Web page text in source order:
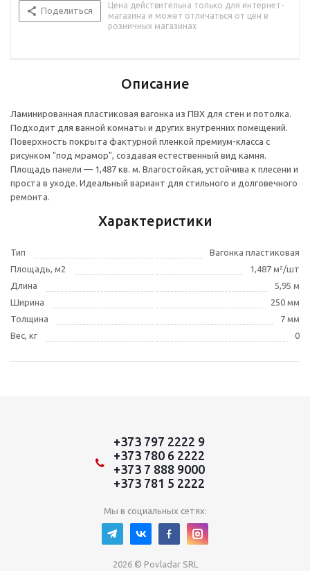
Поделиться
Цена действительна только для интернет-
магазина и может отличаться от цен в
розничных магазинах
Описание
Ламинированная пластиковая вагонка из ПВХ для стен и потолка.
Подходит для ванной комнаты и других внутренних помещений.
Поверхность покрыта фактурной пленкой премиум-класса с
рисунком "под мрамор", создавая естественный вид камня.
Площадь панели — 1,487 кв. м. Влагостойкая, устойчива к плесени и
проста в уходе. Идеальный вариант для стильного и долговечного
ремонта.
Характеристики
Тип
Вагонка пластиковая
Площадь, м2
1,487 м²/шт
Длина
5,95 м
Ширина
250 мм
Толщина
7 мм
Вес, кг
0
+373 797 2222 9
+373 780 6 2222
+373 7 888 9000
+373 781 5 2222
Мы в социальных сетях:
2026 © Povladar SRL